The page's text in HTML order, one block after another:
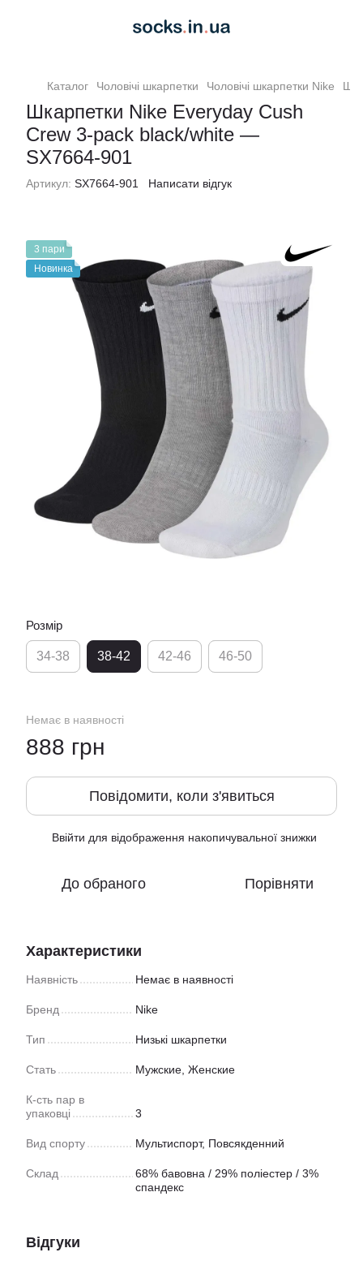
Каталог Чоловiчi шкарпетки Чоловiчi шкарпетки Nike
Шкарпетки Nike Everyday Cush
Crew 3-pack black/white —
SX7664-901
Артикул: SX7664-901 Написати відгук
3 пари
Новинка
Розмір
34-38 38-42 42-46 46-50
Немає в наявності
888 грн
Повідомити, коли з'явиться
Ввійти для відображення накопичувальної знижки
До обраного Порівняти
Характеристики
Наявність Немає в наявності
Бренд Nike
Тип Низькі шкарпетки
Стать Мужские, Женские
К-сть пар в
упаковці
3
Вид спорту Мультиспорт, Повсякденний
Склад
68% бавовна / 29% поліестер / 3%
спандекс
Відгуки